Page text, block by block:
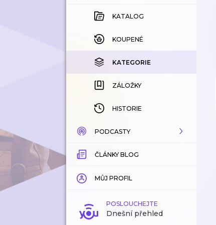
KATALOG
KOUPENÉ
KATEGORIE
ZÁLOŽKY
HISTORIE
PODCASTY
KATALOG
KATEGORIE
ZÁLOŽKY
ČLÁNKY BLOG
MŮJ PROFIL
POSLOUCHEJTE
Dnešní přehled